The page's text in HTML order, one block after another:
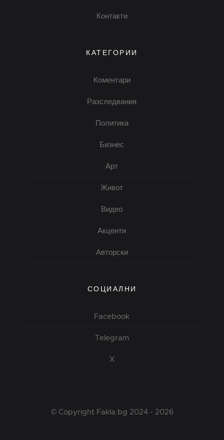
Контакти
КАТЕГОРИИ
Коментари
Разследвания
Политика
Бизнес
Арт
Живот
Видео
Акценти
Авторски
СОЦИАЛНИ
Facebook
Telegram
X
© Copyright Fakla.bg 2024 - 2026